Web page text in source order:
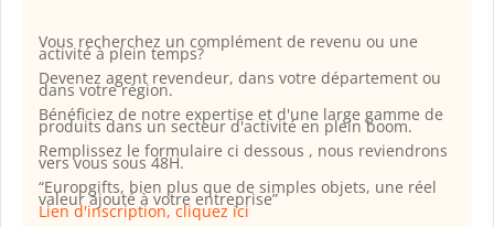
Vous recherchez un complément de revenu ou une
activité à plein temps?
Devenez agent revendeur, dans votre département ou
dans votre région.
Bénéficiez de notre expertise et d'une large gamme de
produits dans un secteur d'activité en plein boom.
Remplissez le formulaire ci dessous , nous reviendrons
vers vous sous 48H.
“Europgifts, bien plus que de simples objets, une réel
valeur ajouté à votre entreprise”
Lien d'inscription, cliquez ici